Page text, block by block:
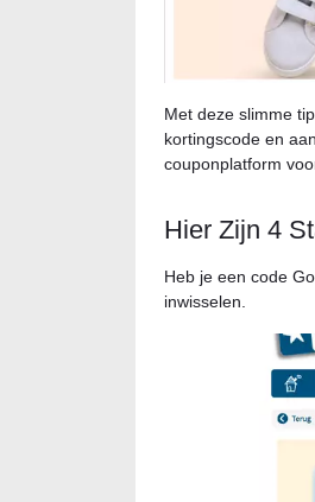
Met deze slimme
kortingscode en
couponplatform
Hier Zijn 4
Heb je een code
inwisselen.